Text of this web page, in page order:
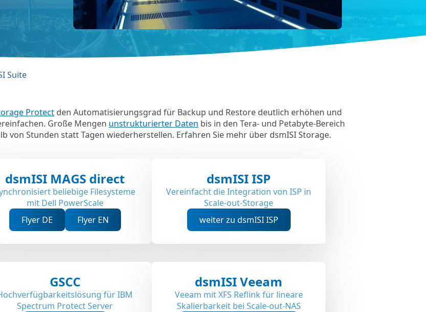
Suite
Protect den Automatisierungsgrad für Backup und Restore deutlich erhöhen und
Große Mengen unstrukturierter Daten bis in den Tera- und Petabyte-Bereich
von Stunden statt Tagen wiederherstellen. Erfahren Sie mehr über dsmISI Storage.
dsmISI MAGS direct
beliebige Filesysteme
mit Dell PowerScale
Flyer DE
Flyer EN
dsmISI ISP
Vereinfacht die Integration von ISP in
Scale-out-Storage
weiter zu dsmISI ISP
GSCC
für IBM
Spectrum Protect Server
dsmISI Veeam
Veeam mit XFS Reflink für lineare
Skalierbarkeit bei Scale-out-NAS